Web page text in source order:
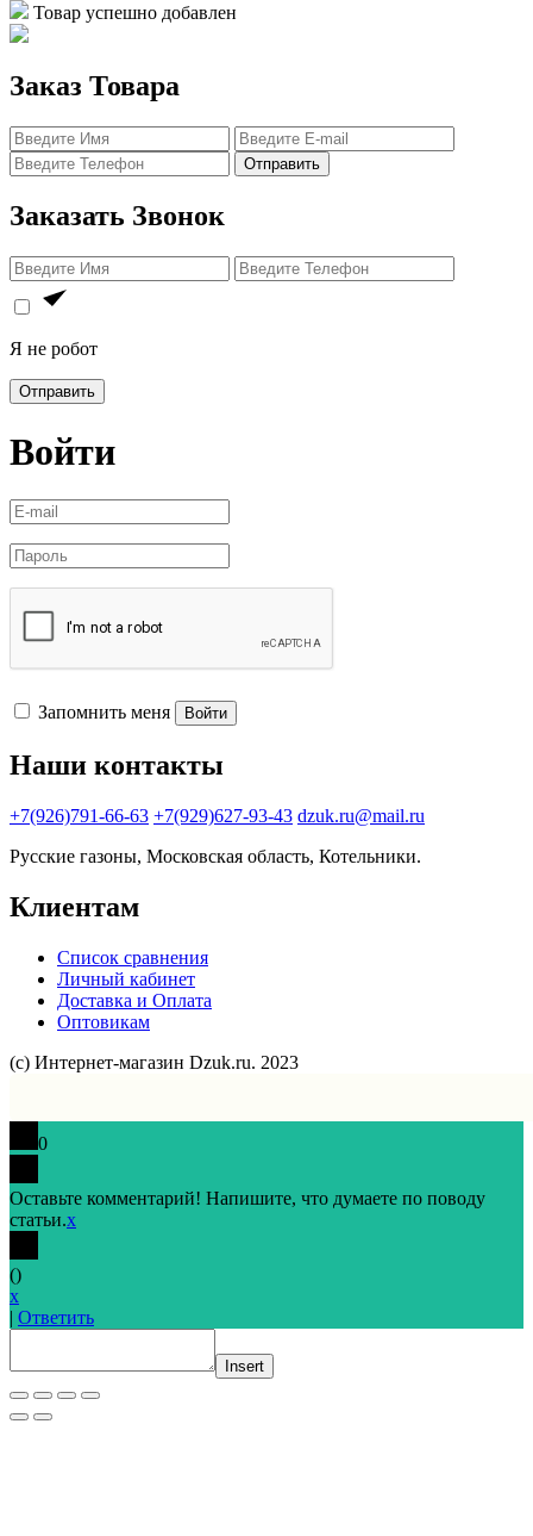
Товар успешно добавлен
Заказ Товара
Отправить
Заказать Звонок
Я не робот
Отправить
Войти
Запомнить меня Войти
Наши контакты
+7(926)791-66-63 +7(929)627-93-43 dzuk.ru@mail.ru
Русские газоны, Московская область, Котельники.
Клиентам
Список сравнения
Личный кабинет
Доставка и Оплата
Оптовикам
(с) Интернет-магазин Dzuk.ru. 2023
0
Оставьте комментарий! Напишите, что думаете по поводу
статьи.x
()
x
| Ответить
Insert